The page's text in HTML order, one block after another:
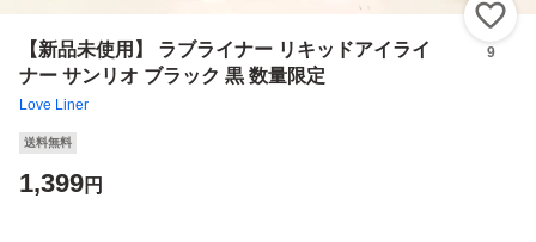
【新品未使用】 ラブライナー リキッドアイライ
ナー サンリオ ブラック 黒 数量限定
Love Liner
9
送料無料
1,399円